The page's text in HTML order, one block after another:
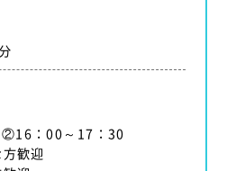
：00～17：30
歓迎